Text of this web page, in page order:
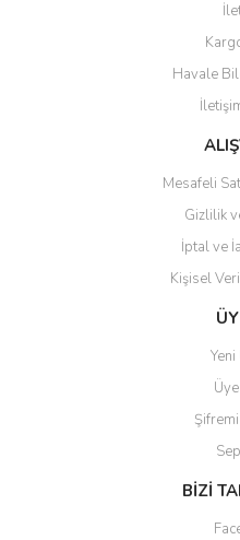
Ürün resmi kalitesiz, bozuk
Ürün açıklamasında eksik
Ürün bilgilerinde hatalar
Ürün fiyatı diğer sitelerden
Havale
Mesafeli
Gizlilik
İptal ve
Kişisel
BİZİ